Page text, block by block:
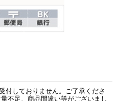
付しておりません。ご了承くださ
不足、商品間違い等がございまし